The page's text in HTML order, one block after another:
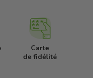
Carte
de fidélité